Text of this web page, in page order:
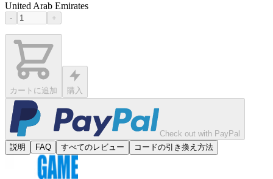
United Arab Emirates
- +
カートに追加 購入
Check out with PayPal
説明
FAQ すべてのレビュー コードの引き換え方法